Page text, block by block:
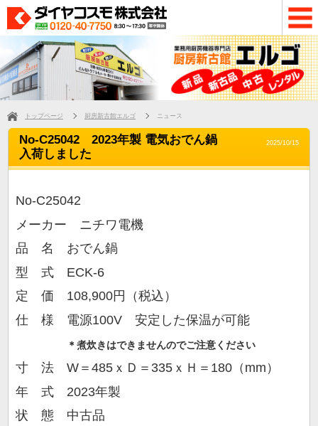
トップページ 厨房新古館エルゴ ニュース
No-C25042 2023年製 電気おでん鍋
入荷しました
2025/10/15
No-C25042
メーカー ニチワ電機
品 名 おでん鍋
型 式 ECK-6
定 価 108,900円（税込）
仕 様 電源100V 安定した保温が可能
＊煮炊きはできませんのでご注意ください
寸 法W＝485ｘＤ＝335ｘＨ＝180（mm）
年 式 2023年製
状 態 中古品